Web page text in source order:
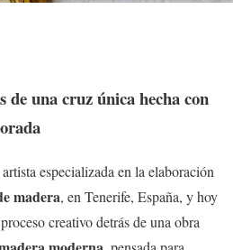
de una cruz única hecha con
especializada en la elaboración
madera, en Tenerife, España, y hoy
creativo detrás de una obra